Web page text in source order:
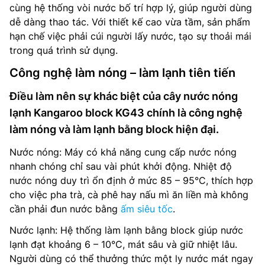
cùng hệ thống vòi nước bố trí hợp lý, giúp người dùng
dễ dàng thao tác. Với thiết kế cao vừa tầm, sản phẩm
hạn chế việc phải cúi người lấy nước, tạo sự thoải mái
trong quá trình sử dụng.
Công nghệ làm nóng – làm lạnh tiên tiến
Điều làm nên sự khác biệt của cây nước nóng
lạnh Kangaroo block KG43 chính là công nghệ
làm nóng và làm lạnh bằng block hiện đại.
Nước nóng: Máy có khả năng cung cấp nước nóng
nhanh chóng chỉ sau vài phút khởi động. Nhiệt độ
nước nóng duy trì ổn định ở mức 85 – 95°C, thích hợp
cho việc pha trà, cà phê hay nấu mì ăn liền mà không
cần phải đun nước bằng ấm siêu tốc.
Nước lạnh: Hệ thống làm lạnh bằng block giúp nước
lạnh đạt khoảng 6 – 10°C, mát sâu và giữ nhiệt lâu.
Người dùng có thể thưởng thức một ly nước mát ngay